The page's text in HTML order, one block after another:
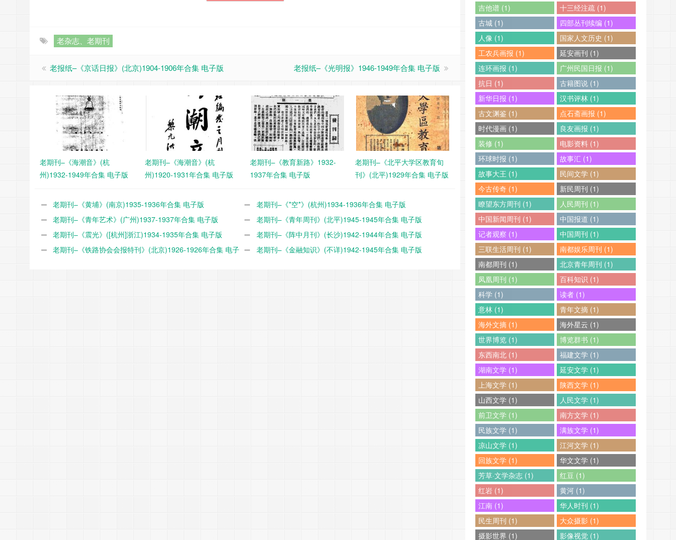
老杂志、老期刊
老报纸–《京话日报》(北京)1904-1906年合集 电子版 老报纸–《光明报》1946-1949年合集 电子版
老期刊–《海潮音》(杭
州)1932-1949年合集 电子版
老期刊–《海潮音》(杭
州)1920-1931年合集 电子版
老期刊–《教育新路》1932-
1937年合集 电子版
老期刊–《北平大学区教育旬
刊》(北平)1929年合集 电子版
老期刊–《黄埔》(南京)1935-1936年合集 电子版
老期刊–《*空*》(杭州)1934-1936年合集 电子版
老期刊–《青年艺术》(广州)1937-1937年合集 电子版
老期刊–《青年周刊》(北平)1945-1945年合集 电子版
老期刊–《震光》([杭州]浙江)1934-1935年合集 电子版
老期刊–《阵中月刊》(长沙)1942-1944年合集 电子版
老期刊–《铁路协会会报特刊》(北京)1926-1926年合集 电子
老期刊–《金融知识》(不详)1942-1945年合集 电子版
吉他谱 (1)
十三经注疏 (1)
古城 (1)
四部丛刊续编 (1)
人像 (1)
国家人文历史 (1)
工农兵画报 (1)
延安画刊 (1)
连环画报 (1)
广州民国日报 (1)
抗日 (1)
古籍图说 (1)
新华日报 (1)
汉书评林 (1)
古文渊鉴 (1)
点石斋画报 (1)
时代漫画 (1)
良友画报 (1)
装修 (1)
电影资料 (1)
环球时报 (1)
故事汇 (1)
故事大王 (1)
民间文学 (1)
今古传奇 (1)
新民周刊 (1)
瞭望东方周刊 (1)
人民周刊 (1)
中国新闻周刊 (1)
中国报道 (1)
记者观察 (1)
中国周刊 (1)
三联生活周刊 (1)
南都娱乐周刊 (1)
南都周刊 (1)
北京青年周刊 (1)
凤凰周刊 (1)
百科知识 (1)
科学 (1)
读者 (1)
意林 (1)
青年文摘 (1)
海外文摘 (1)
海外星云 (1)
世界博览 (1)
博览群书 (1)
东西南北 (1)
福建文学 (1)
湖南文学 (1)
延安文学 (1)
上海文学 (1)
陕西文学 (1)
山西文学 (1)
人民文学 (1)
前卫文学 (1)
南方文学 (1)
民族文学 (1)
满族文学 (1)
凉山文学 (1)
江河文学 (1)
回族文学 (1)
华文文学 (1)
芳草·文学杂志 (1)
红豆 (1)
红岩 (1)
黄河 (1)
江南 (1)
华人时刊 (1)
民生周刊 (1)
大众摄影 (1)
摄影世界 (1)
影像视觉 (1)